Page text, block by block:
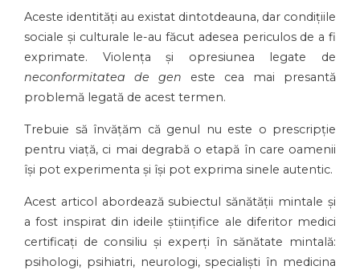
Aceste identități au existat dintotdeauna, dar condițiile
sociale și culturale le-au făcut adesea periculos de a fi
exprimate. Violența și opresiunea legate de
neconformitatea de gen este cea mai presantă
problemă legată de acest termen.
Trebuie să învățăm că genul nu este o prescripție
pentru viață, ci mai degrabă o etapă în care oamenii
își pot experimenta și își pot exprima sinele autentic.
Acest articol abordează subiectul sănătății mintale și
a fost inspirat din ideile științifice ale diferitor medici
certificați de consiliu și experți în sănătate mintală:
psihologi, psihiatri, neurologi, specialiști în medicina